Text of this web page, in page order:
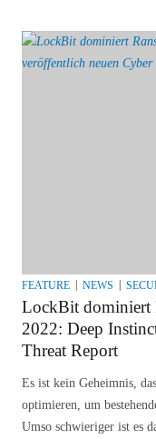
FEATURE NEWS
LockBit dominiert
2022: Deep
Threat Report
Es ist kein Geheimnis,
optimieren, um
Umso schwieriger ist es